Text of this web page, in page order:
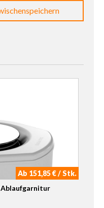
Ab 151,85 € / Stk.
Ablaufgarnitur